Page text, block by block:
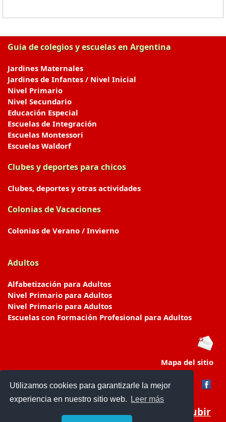
Utilizamos cookies para garantizarle la mejor
experiencia en nuestro sitio web.
Leer más
Guia de colegios y escuelas en Argentina
Jardines Maternales
Jardines de Infantes / Nivel Inicial
Nivel Primario
Nivel Secundario
Educación Especial
Escuelas de Integración
Escuelas Montessori
Escuelas Waldorf
Clubes y deportes para chicos
Clubes, deportes y otras actividades
Colonias de Vacaciones
Colonias de Verano / Invierno
Adultos
Alfabetización para Adultos
Nivel Primario para Adultos
Nivel Primario para Adultos
Escuelas con Formación Profesional para Adultos
Mapa del sitio
Subir